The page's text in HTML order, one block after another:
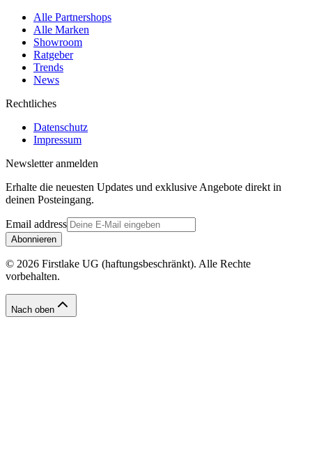
Alle Partnershops
Alle Marken
Showroom
Ratgeber
Trends
News
Rechtliches
Datenschutz
Impressum
Newsletter anmelden
Erhalte die neuesten Updates und exklusive Angebote direkt in
deinen Posteingang.
Email address
Abonnieren
© 2026 Firstlake UG (haftungsbeschränkt). Alle Rechte
vorbehalten.
Nach oben